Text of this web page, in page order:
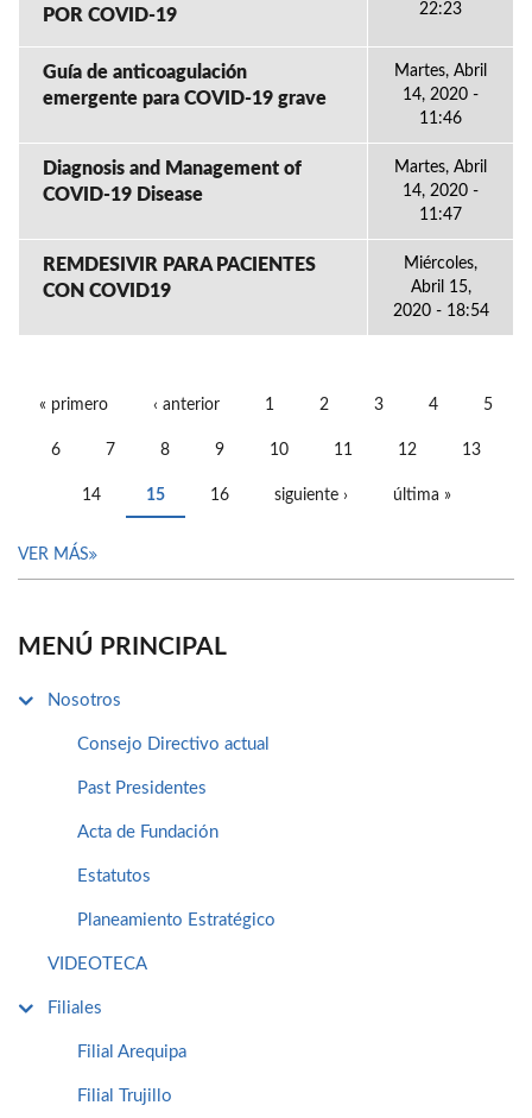
POR COVID-19
22:23
Guía de anticoagulación
emergente para COVID-19 grave
Martes, Abril
14, 2020 -
11:46
Diagnosis and Management of
COVID-19 Disease
Martes, Abril
14, 2020 -
11:47
REMDESIVIR PARA PACIENTES
CON COVID19
Miércoles,
Abril 15,
2020 - 18:54
« primero ‹ anterior 1 2 3 4 5
6 7 8 9 10 11 12 13
14 15 16 siguiente › última »
VER MÁS
MENÚ PRINCIPAL
Nosotros
Consejo Directivo actual
Past Presidentes
Acta de Fundación
Estatutos
Planeamiento Estratégico
VIDEOTECA
Filiales
Filial Arequipa
Filial Trujillo